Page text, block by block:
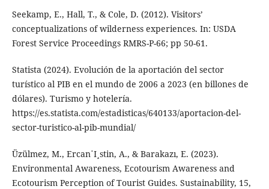
Seekamp, E., Hall, T., & Cole, D. (2012). Visitors’
conceptualizations of wilderness experiences. In: USDA
Forest Service Proceedings RMRS-P-66; pp 50-61.
Statista (2024). Evolución de la aportación del sector
turístico al PIB en el mundo de 2006 a 2023 (en billones de
dólares). Turismo y hotelería.
https://es.statista.com/estadisticas/640133/aportacion-del-
sector-turistico-al-pib-mundial/
Üzülmez, M., Ercan˙I¸stin, A., & Barakazı, E. (2023).
Environmental Awareness, Ecotourism Awareness and
Ecotourism Perception of Tourist Guides. Sustainability, 15,